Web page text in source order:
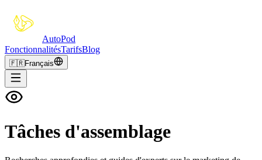
AutoPod
FonctionnalitésTarifsBlog
🇫🇷Français
Tâches d'assemblage